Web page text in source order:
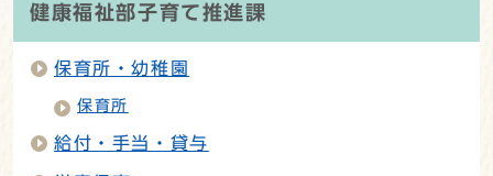
健康福祉部子育て推進課
保育所・幼稚園
保育所
給付・手当・貸与